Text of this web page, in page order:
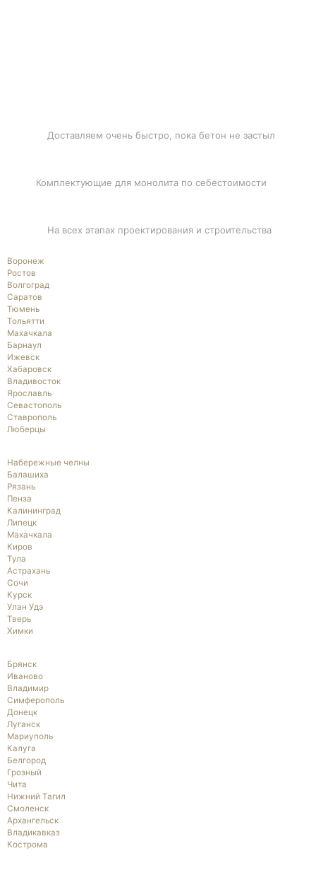
Доставляем очень быстро, пока бетон не застыл
Комплектующие для монолита по себестоимости
На всех этапах проектирования и строительства
Воронеж
Ростов
Волгоград
Саратов
Тюмень
Тольятти
Махачкала
Барнаул
Ижевск
Хабаровск
Владивосток
Ярославль
Севастополь
Ставрополь
Люберцы
Набережные челны
Балашиха
Рязань
Пенза
Калининград
Липецк
Махачкала
Киров
Тула
Астрахань
Сочи
Курск
Улан Удэ
Тверь
Химки
Брянск
Иваново
Владимир
Симферополь
Донецк
Луганск
Мариуполь
Калуга
Белгород
Грозный
Чита
Нижний Тагил
Смоленск
Архангельск
Владикавказ
Кострома